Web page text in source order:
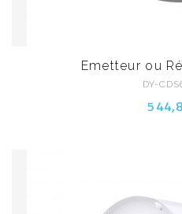
Emetteur ou
DY-